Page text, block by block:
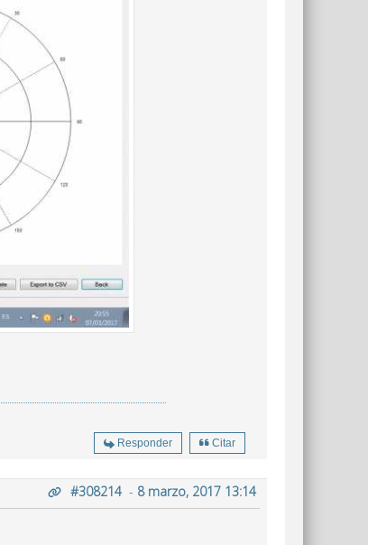
Responder Citar
#308214- 8 marzo, 2017 13:14